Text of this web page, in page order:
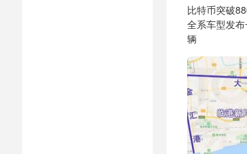
比特币突破
全系车型发
辆